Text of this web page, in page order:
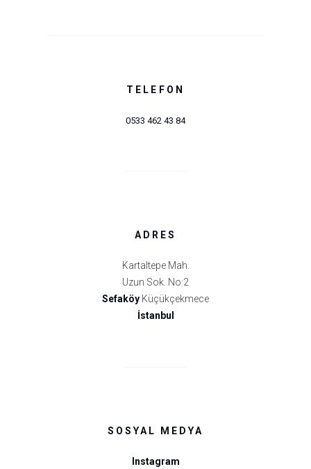
TELEFON
0533 462 43 84
ADRES
Kartaltepe Mah.
Uzun Sok. No:2
Sefaköy Küçükçekmece
İstanbul
SOSYAL MEDYA
Instagram